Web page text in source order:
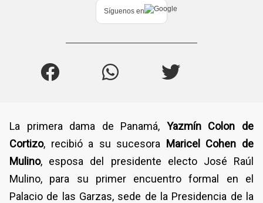
Síguenos en
La primera dama de Panamá, Yazmín Colon de
Cortizo, recibió a su sucesora Maricel Cohen de
Mulino, esposa del presidente electo José Raúl
Mulino, para su primer encuentro formal en el
Palacio de las Garzas, sede de la Presidencia de la